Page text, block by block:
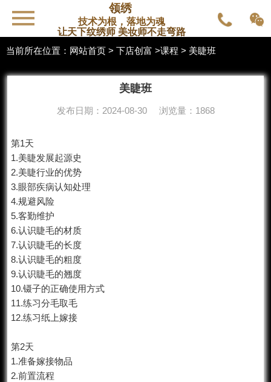
领绣
技术为根，落地为魂
让天下纹绣师 美妆师不走弯路
当前所在位置： 网站首页 > 下店创富 >课程 > 美睫班
美睫班
发布日期：2024-08-30 浏览量：1868
第1天
1.美睫发展起源史
2.美睫行业的优势
3.眼部疾病认知处理
4.规避风险
5.客勤维护
6.认识睫毛的材质
7.认识睫毛的长度
8.认识睫毛的粗度
9.认识睫毛的翘度
10.镊子的正确使用方式
11.练习分毛取毛
12.练习纸上嫁接
第2天
1.准备嫁接物品
2.前置流程